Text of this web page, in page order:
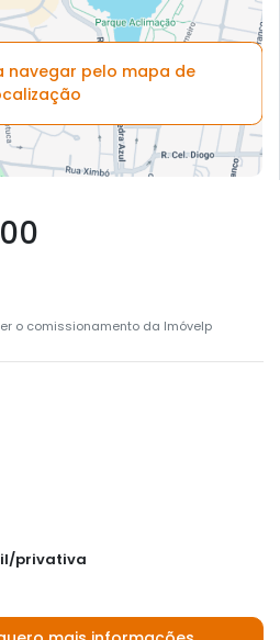
navegar pelo mapa de
o comissionamento da Imóvelp
privativa